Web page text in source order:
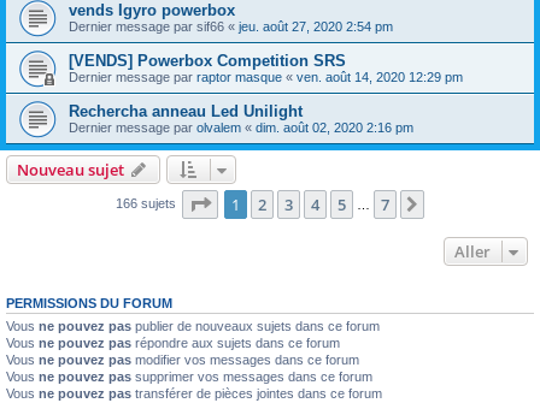
vends Igyro powerbox
Dernier message par sif66 « jeu. août 27, 2020 2:54 pm
[VENDS] Powerbox Competition SRS
Dernier message par raptor masque « ven. août 14, 2020 12:29 pm
Rechercha anneau Led Unilight
Dernier message par olvalem « dim. août 02, 2020 2:16 pm
Nouveau sujet
166 sujets Page 1sur7
1 2 3 4 5 … 7
Aller
PERMISSIONS DU FORUM
Vous ne pouvez pas publier de nouveaux sujets dans ce forum
Vous ne pouvez pas répondre aux sujets dans ce forum
Vous ne pouvez pas modifier vos messages dans ce forum
Vous ne pouvez pas supprimer vos messages dans ce forum
Vous ne pouvez pas transférer de pièces jointes dans ce forum